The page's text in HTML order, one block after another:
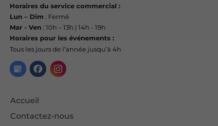
Horaires du service commercial :
Lun – Dim : Fermé
Mar - Ven : 10h – 13h | 14h - 19h
Horaires pour les événements :
Tous les jours de l’année jusqu’à 4h
Accueil
Contactez-nous